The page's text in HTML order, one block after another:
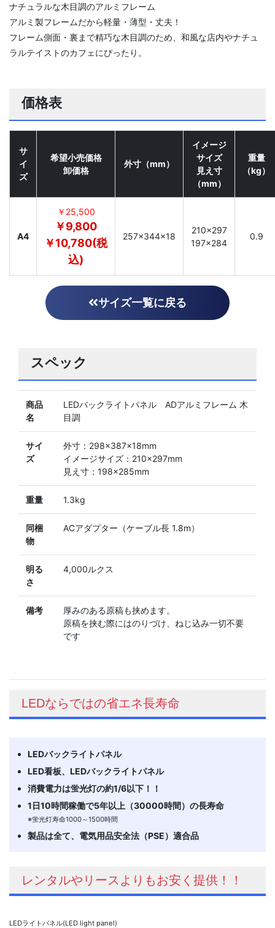
ナチュラルな木目調のアルミフレーム
アルミ製フレームだから軽量・薄型・丈夫！
フレーム側面・裏まで精巧な木目調のため、和風な店内やナチュ
ラルテイストのカフェにぴったり。
価格表
サ
イ
ズ
希望小売価格
卸価格
外寸（mm）
イメージ
サイズ
見え寸
（mm）
重量
（kg）
A4
￥25,500
￥9,800
￥10,780(税
込)
257×344×18
210×297
197×284
0.9
サイズ一覧に戻る
スペック
商品
名
LEDバックライトパネル ADアルミフレーム 木
目調
サイ
ズ
外寸：298×387×18mm
イメージサイズ：210×297mm
見え寸：198×285mm
重量 1.3kg
同梱
物
ACアダプター（ケーブル長 1.8m）
明る
さ
4,000ルクス
備考
厚みのある原稿も挟めます。
原稿を挟む際にはのりづけ、ねじ込み一切不要
です
LEDならではの省エネ長寿命
LEDバックライトパネル
LED看板、LEDバックライトパネル
消費電力は蛍光灯の約1/6以下！！
1日10時間稼働で5年以上（30000時間）の長寿命
※蛍光灯寿命1000～1500時間
製品は全て、電気用品安全法（PSE）適合品
レンタルやリースよりもお安く提供！！
LEDライトパネル(LED light panel)